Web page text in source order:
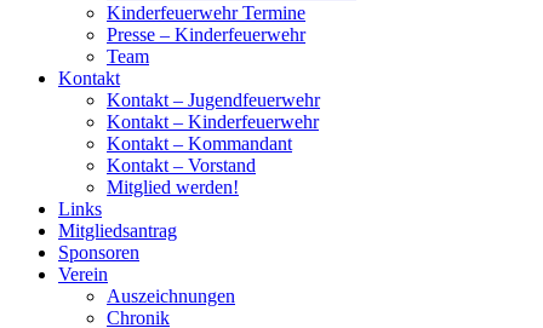
Kinderfeuerwehr Termine
Presse – Kinderfeuerwehr
Team
Kontakt
Kontakt – Jugendfeuerwehr
Kontakt – Kinderfeuerwehr
Kontakt – Kommandant
Kontakt – Vorstand
Mitglied werden!
Links
Mitgliedsantrag
Sponsoren
Verein
Auszeichnungen
Chronik